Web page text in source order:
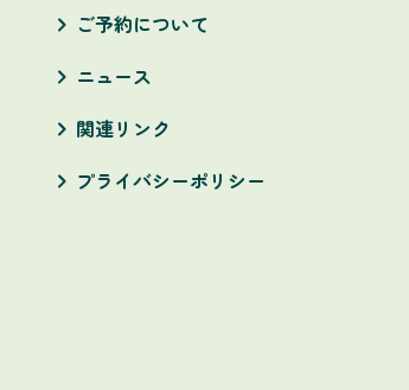
ご予約について
ニュース
関連リンク
プライバシーポリシー